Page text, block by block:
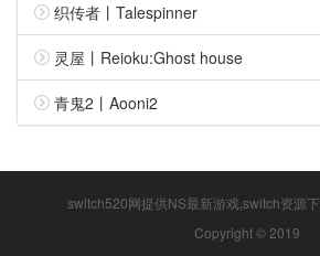
织传者丨Talespinner
灵屋丨Reioku:Ghost house
青鬼2丨Aooni2
switch520网提供NS最新游戏,switch资源
Copyright © 2019